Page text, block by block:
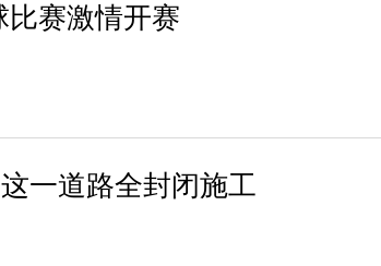
赛激情开赛
一道路全封闭施工